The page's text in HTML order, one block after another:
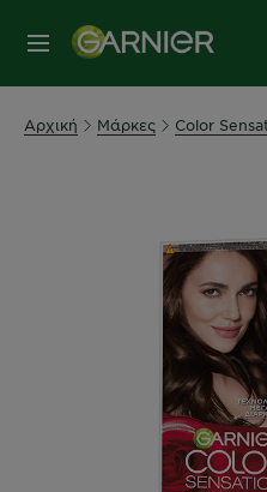
MENU
Αρχική Μάρκες Color